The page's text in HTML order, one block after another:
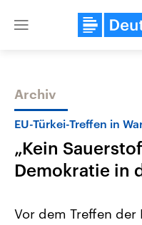
Close
Themen
Archiv
EU-Türkei-Treffen in
„Kein
Demokratie in
Vor dem Treffen der